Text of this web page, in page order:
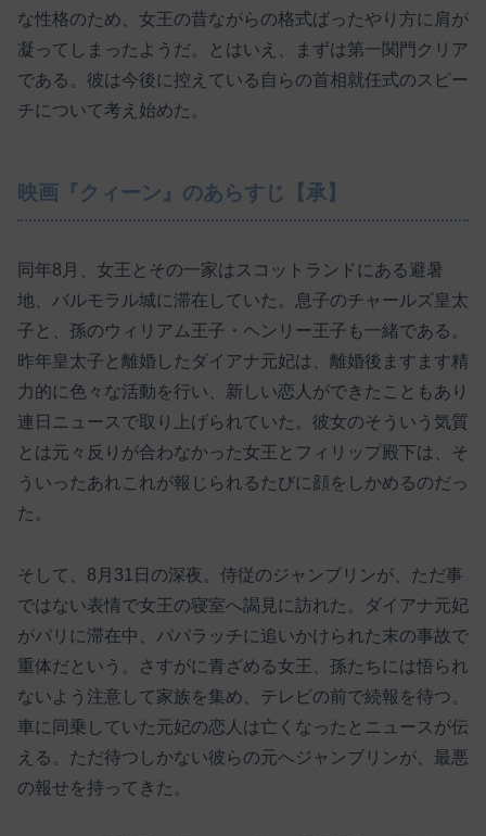
な性格のため、女王の昔ながらの格式ばったやり方に肩が
凝ってしまったようだ。とはいえ、まずは第一関門クリア
である。彼は今後に控えている自らの首相就任式のスピー
チについて考え始めた。
映画『クィーン』のあらすじ【承】
同年8月、女王とその一家はスコットランドにある避暑
地、バルモラル城に滞在していた。息子のチャールズ皇太
子と、孫のウィリアム王子・ヘンリー王子も一緒である。
昨年皇太子と離婚したダイアナ元妃は、離婚後ますます精
力的に色々な活動を行い、新しい恋人ができたこともあり
連日ニュースで取り上げられていた。彼女のそういう気質
とは元々反りが合わなかった女王とフィリップ殿下は、そ
ういったあれこれが報じられるたびに顔をしかめるのだっ
た。
そして、8月31日の深夜。侍従のジャンブリンが、ただ事
ではない表情で女王の寝室へ謁見に訪れた。ダイアナ元妃
がパリに滞在中、パパラッチに追いかけられた末の事故で
重体だという。さすがに青ざめる女王、孫たちには悟られ
ないよう注意して家族を集め、テレビの前で続報を待つ。
車に同乗していた元妃の恋人は亡くなったとニュースが伝
える。ただ待つしかない彼らの元へジャンブリンが、最悪
の報せを持ってきた。